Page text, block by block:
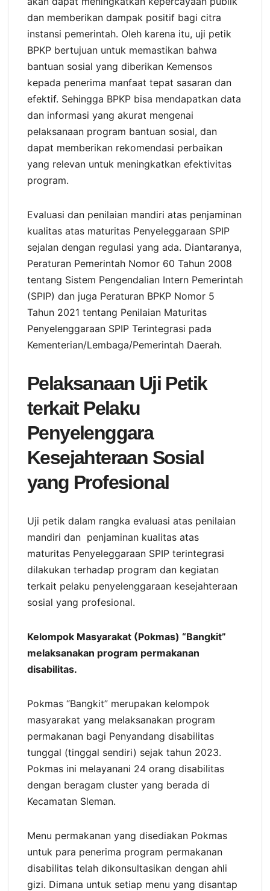
dan memberikan dampak positif bagi citra
instansi pemerintah. Oleh karena itu, uji petik
BPKP bertujuan untuk memastikan bahwa
bantuan sosial yang diberikan Kemensos
kepada penerima manfaat tepat sasaran dan
efektif. Sehingga BPKP bisa mendapatkan data
dan informasi yang akurat mengenai
pelaksanaan program bantuan sosial, dan
dapat memberikan rekomendasi perbaikan
yang relevan untuk meningkatkan efektivitas
program.
Evaluasi dan penilaian mandiri atas penjaminan
kualitas atas maturitas Penyeleggaraan SPIP
sejalan dengan regulasi yang ada. Diantaranya,
Peraturan Pemerintah Nomor 60 Tahun 2008
tentang Sistem Pengendalian Intern Pemerintah
(SPIP) dan juga Peraturan BPKP Nomor 5
Tahun 2021 tentang Penilaian Maturitas
Penyelenggaraan SPIP Terintegrasi pada
Kementerian/Lembaga/Pemerintah Daerah.
Pelaksanaan Uji Petik
terkait Pelaku
Penyelenggara
Kesejahteraan Sosial
yang Profesional
Uji petik dalam rangka evaluasi atas penilaian
mandiri dan penjaminan kualitas atas
maturitas Penyeleggaraan SPIP terintegrasi
dilakukan terhadap program dan kegiatan
terkait pelaku penyelenggaraan kesejahteraan
sosial yang profesional.
Kelompok Masyarakat (Pokmas) “Bangkit”
melaksanakan program permakanan
disabilitas.
Pokmas “Bangkit” merupakan kelompok
masyarakat yang melaksanakan program
permakanan bagi Penyandang disabilitas
tunggal (tinggal sendiri) sejak tahun 2023.
Pokmas ini melayanani 24 orang disabilitas
dengan beragam cluster yang berada di
Kecamatan Sleman.
Menu permakanan yang disediakan Pokmas
untuk para penerima program permakanan
disabilitas telah dikonsultasikan dengan ahli
gizi. Dimana untuk setiap menu yang disantap